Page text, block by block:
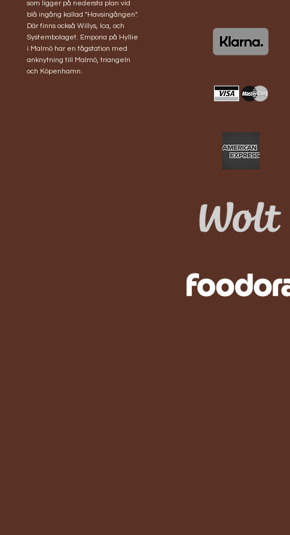
som ligger på nedersta plan vid
blå ingång kallad "Havsingången".
Där finns också Willys, Ica, och
Systembolaget. Emporia på Hyllie
i Malmö har en tågstation med
anknytning till Malmö, triangeln
och Köpenhamn.